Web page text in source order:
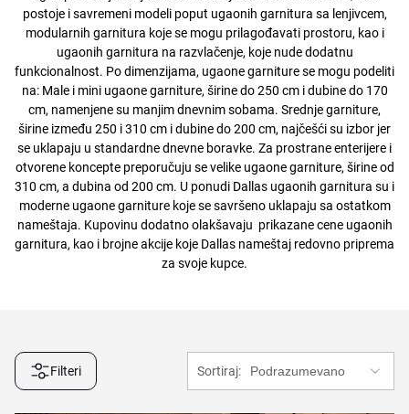
postoje i savremeni modeli poput ugaonih garnitura sa lenjivcem,
modularnih garnitura koje se mogu prilagođavati prostoru, kao i
ugaonih garnitura na razvlačenje, koje nude dodatnu
funkcionalnost. Po dimenzijama, ugaone garniture se mogu podeliti
na: Male i mini ugaone garniture, širine do 250 cm i dubine do 170
cm, namenjene su manjim dnevnim sobama. Srednje garniture,
širine između 250 i 310 cm i dubine do 200 cm, najčešći su izbor jer
se uklapaju u standardne dnevne boravke. Za prostrane enterijere i
otvorene koncepte preporučuju se velike ugaone garniture, širine od
310 cm, a dubina od 200 cm. U ponudi Dallas ugaonih garnitura su i
moderne ugaone garniture koje se savršeno uklapaju sa ostatkom
nameštaja. Kupovinu dodatno olakšavaju prikazane cene ugaonih
garnitura, kao i brojne akcije koje Dallas nameštaj redovno priprema
za svoje kupce.
Filteri Sortiraj: